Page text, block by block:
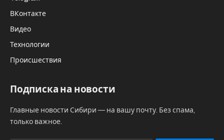
ВКонтакте
Видео
Технологии
Происшествия
Подписка на новости
Главные новости Сибири — на вашу почту. Без спама,
только важное.